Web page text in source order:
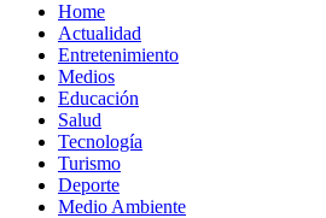
Home
Actualidad
Entretenimiento
Medios
Educación
Salud
Tecnología
Turismo
Deporte
Medio Ambiente